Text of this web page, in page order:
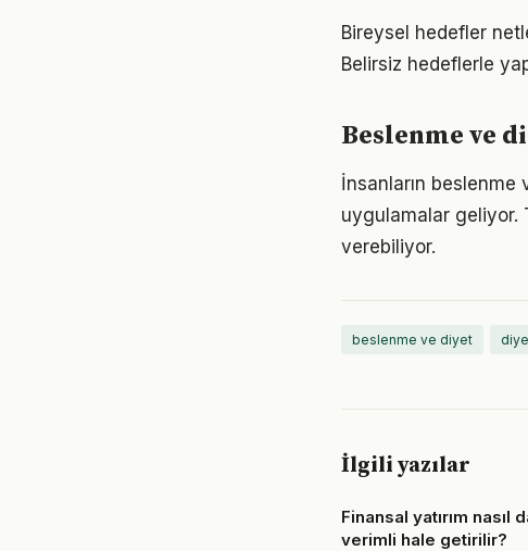
Bireysel hedefler
Belirsiz hedeflerle
Beslenme ve
İnsanların beslenme
uygulamalar geliyor.
verebiliyor.
beslenme ve diyet
İlgili yazılar
Finansal yatırım nasıl
verimli hale getirilir?